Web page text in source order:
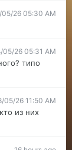
26 05:30 AM
05/26 05:31 AM
типо
05/26 11:50 AM
из них
Community